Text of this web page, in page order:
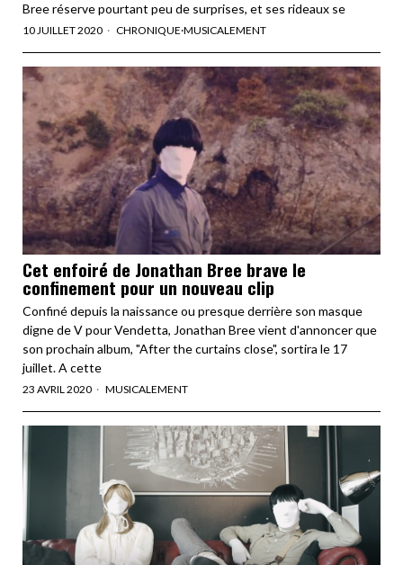
Bree réserve pourtant peu de surprises, et ses rideaux se
10 JUILLET 2020 CHRONIQUE·MUSICALEMENT
Cet enfoiré de Jonathan Bree brave le
confinement pour un nouveau clip
Confiné depuis la naissance ou presque derrière son masque
digne de V pour Vendetta, Jonathan Bree vient d'annoncer que
son prochain album, "After the curtains close", sortira le 17
juillet. A cette
23 AVRIL 2020 MUSICALEMENT